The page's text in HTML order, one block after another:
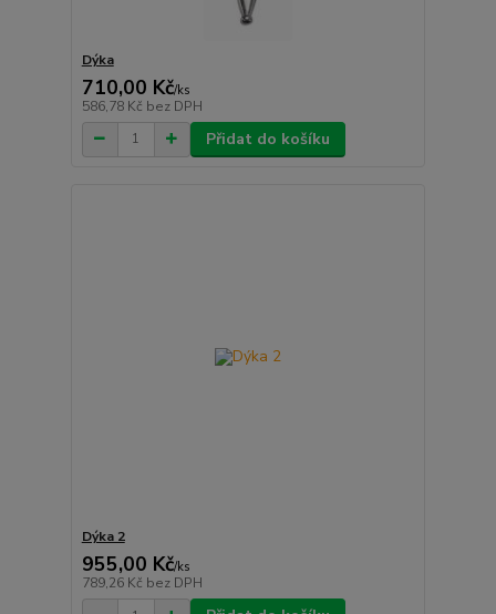
Dýka
710,00 Kč/ks
586,78 Kč bez DPH
Přidat do košíku
Dýka 2
955,00 Kč/ks
789,26 Kč bez DPH